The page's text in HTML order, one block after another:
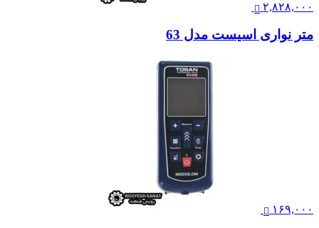
۲,۸۲۸,۰۰۰
متر نواری اسیست مدل 63
۱۶۹,۰۰۰